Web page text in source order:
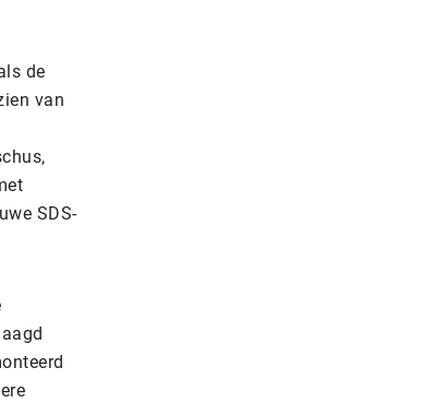
de
van
SDS-